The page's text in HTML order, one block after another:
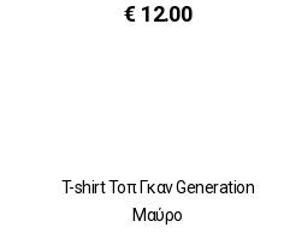
€ 12.00
T-shirt Τοπ Γκαν Generation
Μαύρο